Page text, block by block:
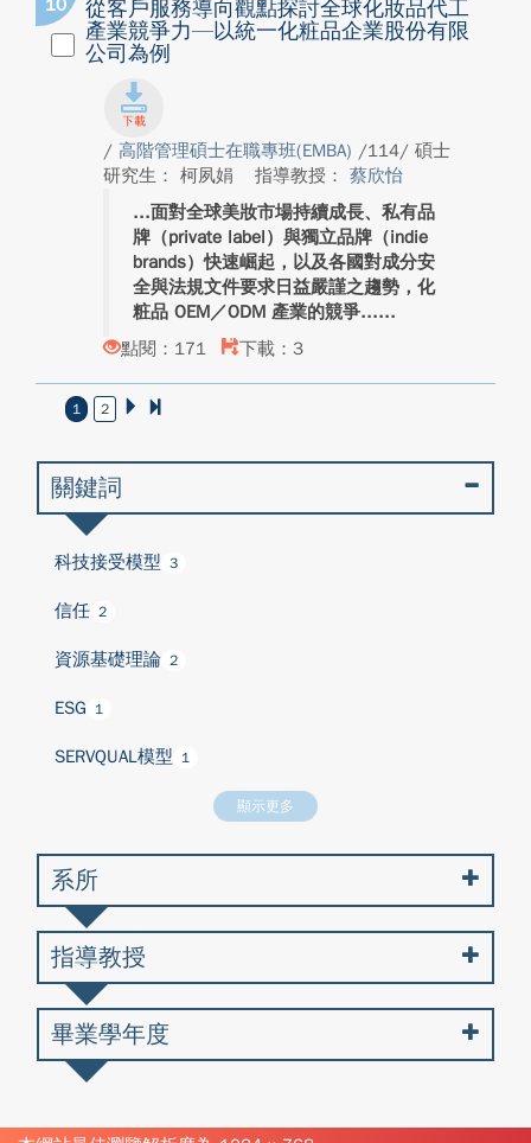
10
從客戶服務導向觀點探討全球化妝品代工
產業競爭力—以統一化粧品企業股份有限
公司為例
/ 高階管理碩士在職專班(EMBA) /114/ 碩士
研究生： 柯夙娟
指導教授： 蔡欣怡
面對全球美妝市場持續成長、私有品
牌（private label）與獨立品牌（indie
brands）快速崛起，以及各國對成分安
全與法規文件要求日益嚴謹之趨勢，化
粧品 OEM／ODM 產業的競爭...
點閱：171
下載：3
1 2
關鍵詞
科技接受模型 3
信任 2
資源基礎理論 2
ESG 1
SERVQUAL模型 1
顯示更多
系所
指導教授
畢業學年度